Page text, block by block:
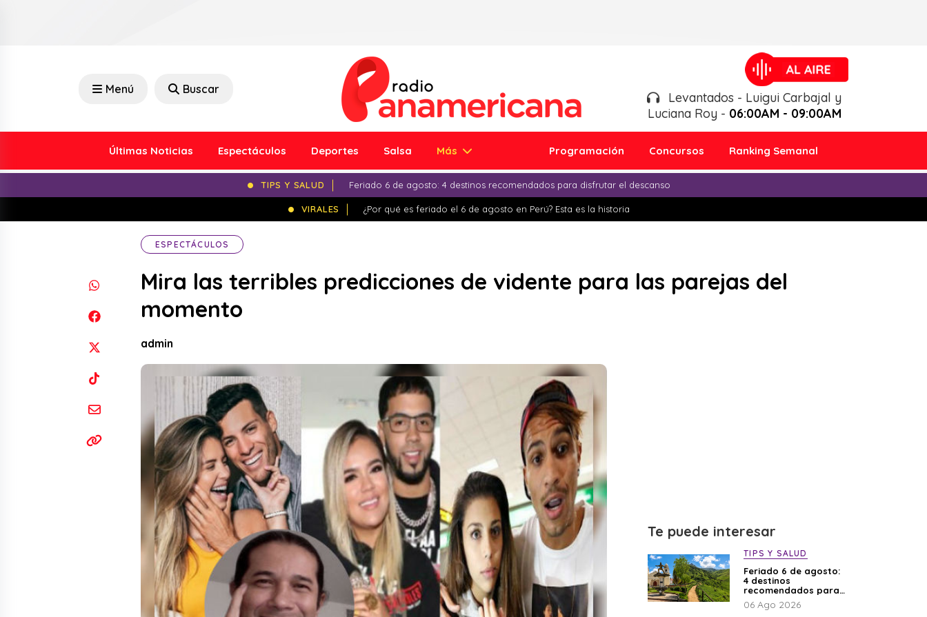
Menú Buscar
Levantados - Luigui Carbajal y
Luciana Roy - 06:00AM - 09:00AM
Últimas Noticias Espectáculos Deportes Salsa Más Programación Concursos Ranking Semanal
TIPS Y SALUD Feriado 6 de agosto: 4 destinos recomendados para disfrutar el descanso
VIRALES ¿Por qué es feriado el 6 de agosto en Perú? Esta es la historia
ESPECTÁCULOS
Mira las terribles predicciones de vidente para las parejas del
momento
admin
Te puede interesar
TIPS Y SALUD
Feriado 6 de agosto:
4 destinos
recomendados para
disfrutar el descanso
06 Ago 2026